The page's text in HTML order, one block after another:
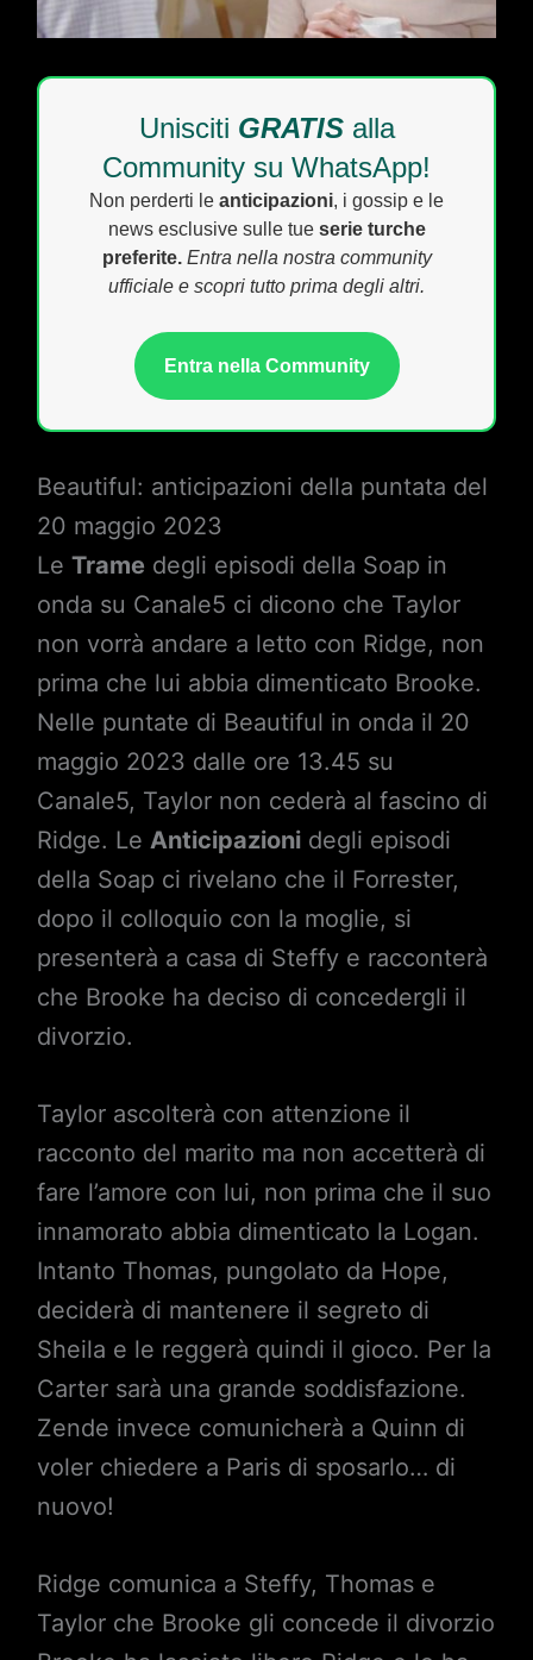
Unisciti GRATISalla
Community su WhatsApp!
Non perderti le anticipazioni, i gossip e le
news esclusive sulle tue serie turche
preferite. Entra nella nostra community
ufficiale e scopri tutto prima degli altri.
Entra nella Community
Beautiful: anticipazioni della puntata del
20 maggio 2023
Le Trame degli episodi della Soap in
onda su Canale5 ci dicono che Taylor
non vorrà andare a letto con Ridge, non
prima che lui abbia dimenticato Brooke.
Nelle puntate di Beautiful in onda il 20
maggio 2023 dalle ore 13.45 su
Canale5, Taylor non cederà al fascino di
Ridge. Le Anticipazionidegli episodi
della Soap ci rivelano che il Forrester,
dopo il colloquio con la moglie, si
presenterà a casa di Steffy e racconterà
che Brooke ha deciso di concedergli il
divorzio.
Taylor ascolterà con attenzione il
racconto del marito ma non accetterà di
fare l’amore con lui, non prima che il suo
innamorato abbia dimenticato la Logan.
Intanto Thomas, pungolato da Hope,
deciderà di mantenere il segreto di
Sheila e le reggerà quindi il gioco. Per la
Carter sarà una grande soddisfazione.
Zende invece comunicherà a Quinn di
voler chiedere a Paris di sposarlo… di
nuovo!
Ridge comunica a Steffy, Thomas e
Taylor che Brooke gli concede il divorzio